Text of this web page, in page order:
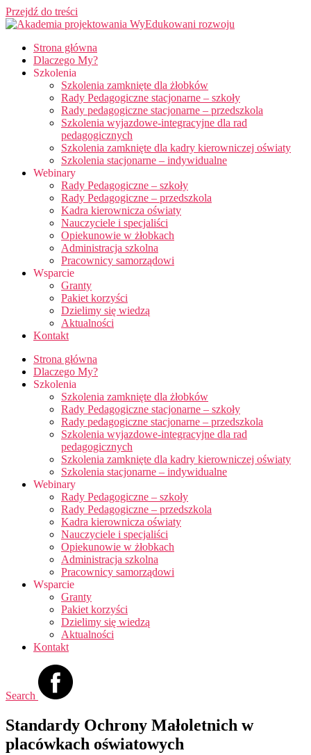
Przejdź do treści
Strona główna
Dlaczego My?
Szkolenia
Szkolenia zamknięte dla żłobków
Rady Pedagogiczne stacjonarne – szkoły
Rady pedagogiczne stacjonarne – przedszkola
Szkolenia wyjazdowe-integracyjne dla rad
pedagogicznych
Szkolenia zamknięte dla kadry kierowniczej oświaty
Szkolenia stacjonarne – indywidualne
Webinary
Rady Pedagogiczne – szkoły
Rady Pedagogiczne – przedszkola
Kadra kierownicza oświaty
Nauczyciele i specjaliści
Opiekunowie w żłobkach
Administracja szkolna
Pracownicy samorządowi
Wsparcie
Granty
Pakiet korzyści
Dzielimy się wiedzą
Aktualności
Kontakt
Strona główna
Dlaczego My?
Szkolenia
Szkolenia zamknięte dla żłobków
Rady Pedagogiczne stacjonarne – szkoły
Rady pedagogiczne stacjonarne – przedszkola
Szkolenia wyjazdowe-integracyjne dla rad
pedagogicznych
Szkolenia zamknięte dla kadry kierowniczej oświaty
Szkolenia stacjonarne – indywidualne
Webinary
Rady Pedagogiczne – szkoły
Rady Pedagogiczne – przedszkola
Kadra kierownicza oświaty
Nauczyciele i specjaliści
Opiekunowie w żłobkach
Administracja szkolna
Pracownicy samorządowi
Wsparcie
Granty
Pakiet korzyści
Dzielimy się wiedzą
Aktualności
Kontakt
Search
Standardy Ochrony Małoletnich w
placówkach oświatowych